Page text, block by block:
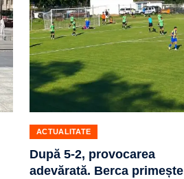
ACTUALITATE
După 5-2, provocarea
adevărată. Berca primește